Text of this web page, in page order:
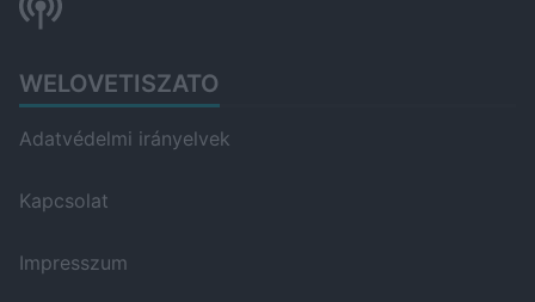
WELOVETISZATO
Adatvédelmi irányelvek
Kapcsolat
Impresszum